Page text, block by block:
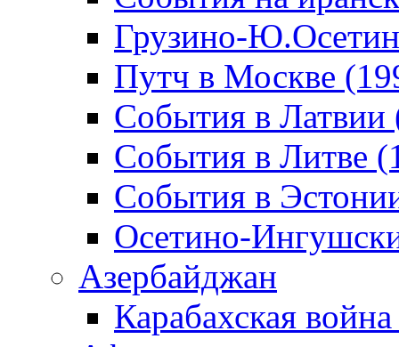
Грузино-
Путч в Москве
События в Латвии
События в Литве
События в
Осетино-
Азербайджан
Карабахская